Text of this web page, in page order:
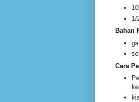
1/
Bahan
Cara